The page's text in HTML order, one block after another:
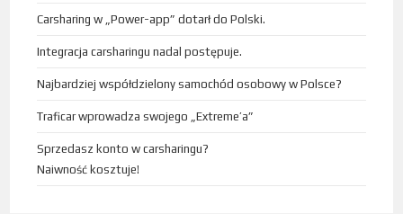
Carsharing w „Power-app” dotarł do Polski.
Integracja carsharingu nadal postępuje.
Najbardziej współdzielony samochód osobowy w Polsce?
Traficar wprowadza swojego „Extreme’a”
Sprzedasz konto w carsharingu?
Naiwność kosztuje!